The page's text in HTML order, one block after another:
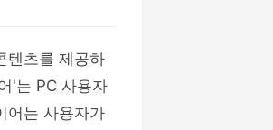
텐츠를 제공하
'는 PC 사용자
어는 사용자가